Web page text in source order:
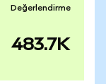
Değerlendirme
483.7K